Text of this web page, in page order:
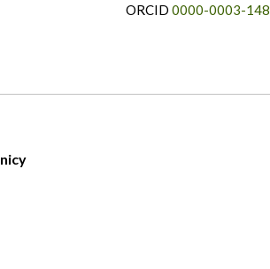
ORCID 0000-0003-